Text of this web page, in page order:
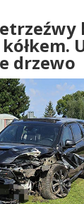
drzewo